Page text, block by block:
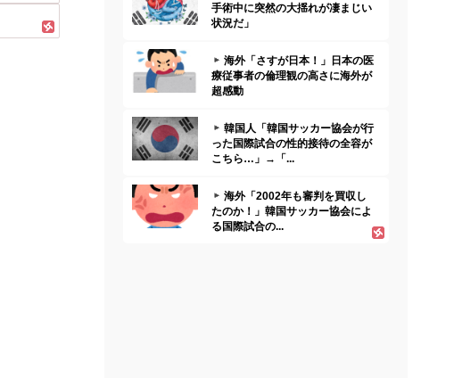
手術中に突然の大揺れが凄まじい
状況だ」
海外「さすが日本！」日本の医
療従事者の倫理観の高さに海外が
超感動
韓国人「韓国サッカー協会が行
った国際試合の性的接待の全容が
こちら…」→「...
海外「2002年も審判を買収し
たのか！」韓国サッカー協会によ
る国際試合の...